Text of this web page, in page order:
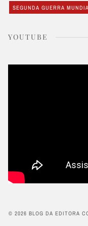
SEGUNDA GUERRA
YOUTUBE
© 2026 BLOG DA EDITORA